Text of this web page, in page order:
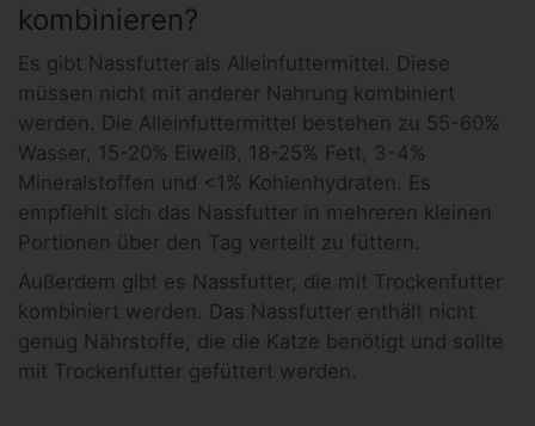
kombinieren?
Es gibt Nassfutter als Alleinfuttermittel. Diese
müssen nicht mit anderer Nahrung kombiniert
werden. Die Alleinfuttermittel bestehen zu 55-60%
Wasser, 15-20% Eiweiß, 18-25% Fett, 3-4%
Mineralstoffen und <1% Kohlenhydraten. Es
empfiehlt sich das Nassfutter in mehreren kleinen
Portionen über den Tag verteilt zu füttern.
Außerdem gibt es Nassfutter, die mit Trockenfutter
kombiniert werden. Das Nassfutter enthält nicht
genug Nährstoffe, die die Katze benötigt und sollte
mit Trockenfutter gefüttert werden.